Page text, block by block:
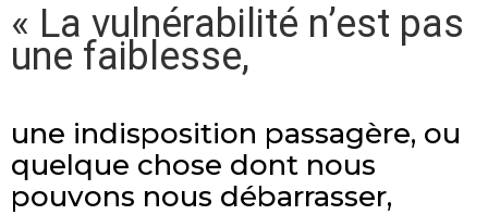
« La vulnérabilité n’est pas
une faiblesse,
une indisposition passagère, ou
quelque chose dont nous
pouvons nous débarrasser,